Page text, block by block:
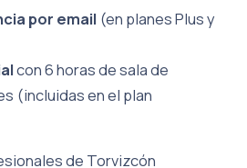
por email (en planes Plus y
con 6 horas de sala de
(incluidas en el plan
de Torvizcón